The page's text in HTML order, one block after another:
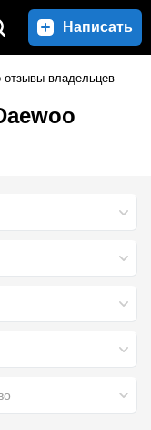
Написать
отзывы владельцев